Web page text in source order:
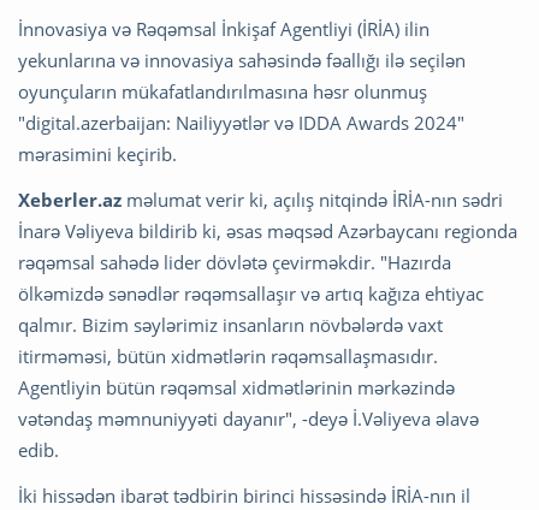
İnnovasiya və Rəqəmsal İnkişaf Agentliyi (İRİA) ilin
yekunlarına və innovasiya sahəsində fəallığı ilə seçilən
oyunçuların mükafatlandırılmasına həsr olunmuş
"digital.azerbaijan: Nailiyyətlər və IDDA Awards 2024"
mərasimini keçirib.
Xeberler.az məlumat verir ki, açılış nitqində İRİA-nın sədri
İnarə Vəliyeva bildirib ki, əsas məqsəd Azərbaycanı regionda
rəqəmsal sahədə lider dövlətə çevirməkdir. "Hazırda
ölkəmizdə sənədlər rəqəmsallaşır və artıq kağıza ehtiyac
qalmır. Bizim səylərimiz insanların növbələrdə vaxt
itirməməsi, bütün xidmətlərin rəqəmsallaşmasıdır.
Agentliyin bütün rəqəmsal xidmətlərinin mərkəzində
vətəndaş məmnuniyyəti dayanır", -deyə İ.Vəliyeva əlavə
edib.
İki hissədən ibarət tədbirin birinci hissəsində İRİA-nın il